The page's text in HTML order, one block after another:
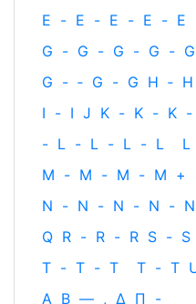
E - E - E - E - E
G - G - G - G - G
G - ‐ G - G H ‐ H
I - I J K - K - K -
- L - L - L - L L
M - M - M - M +
N - N - N - N - N
Q R - R - R S - S
T - T - T T - T
Α Β — , Δ Π -